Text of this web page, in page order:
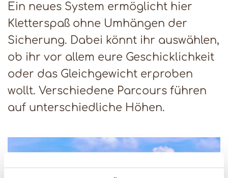
Ein neues System ermöglicht hier
Kletterspaß ohne Umhängen der
Sicherung. Dabei könnt ihr auswählen,
ob ihr vor allem eure Geschicklichkeit
oder das Gleichgewicht erproben
wollt. Verschiedene Parcours führen
auf unterschiedliche Höhen.